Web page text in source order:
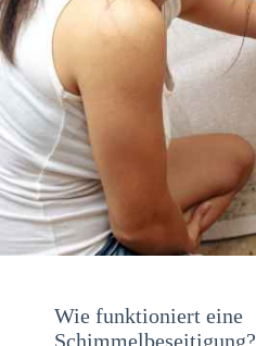
Wie funktioniert eine
Schimmelbeseitigung?